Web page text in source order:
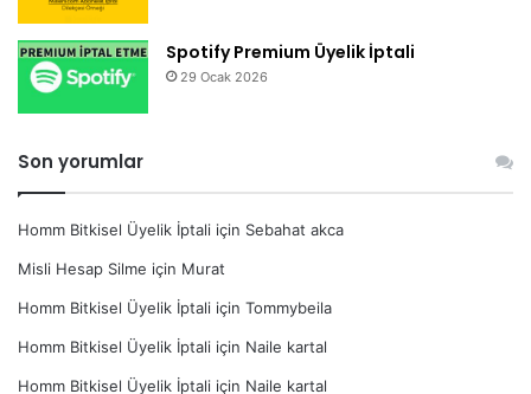
Spotify Premium Üyelik İptali
29 Ocak 2026
Son yorumlar
Homm Bitkisel Üyelik İptali için Sebahat akca
Misli Hesap Silme için Murat
Homm Bitkisel Üyelik İptali için Tommybeila
Homm Bitkisel Üyelik İptali için Naile kartal
Homm Bitkisel Üyelik İptali için Naile kartal